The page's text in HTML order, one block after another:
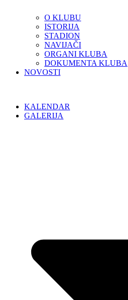
O KLUBU
ISTORIJA
STADION
NAVIJAČI
ORGANI KLUBA
DOKUMENTA KLUBA
NOVOSTI
KALENDAR
GALERIJA